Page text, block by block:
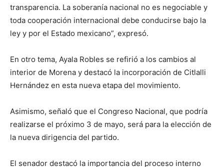
transparencia. La soberanía nacional no es negociable y
toda cooperación internacional debe conducirse bajo la
ley y por el Estado mexicano”, expresó.
En otro tema, Ayala Robles se refirió a los cambios al
interior de Morena y destacó la incorporación de Citlalli
Hernández en esta nueva etapa del movimiento.
Asimismo, señaló que el Congreso Nacional, que podría
realizarse el próximo 3 de mayo, será para la elección de
la nueva dirigencia del partido.
El senador destacó la importancia del proceso interno